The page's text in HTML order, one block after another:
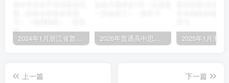
2024年1月浙江省普通高中学业水平考试政治试题（原卷含答案含答题卡）（视频解析） 2026年普通高中思想政治电子教材全7本（从必修一到选必三）
上一篇
下一篇